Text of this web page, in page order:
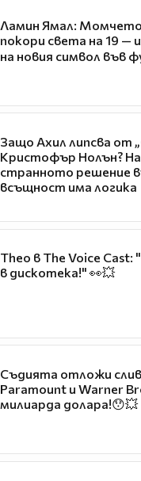
Ламин Ямал:
покори света на 19 —
на новия символ във
Защо Ахил липсва от
Кристофър Нолън?
странното решение
всъщност има логика
Theo в The Voice Cast:
в дискотека!" 👀💥
Съдията отложи
Paramount и Warner
милиарда долара!😯💥